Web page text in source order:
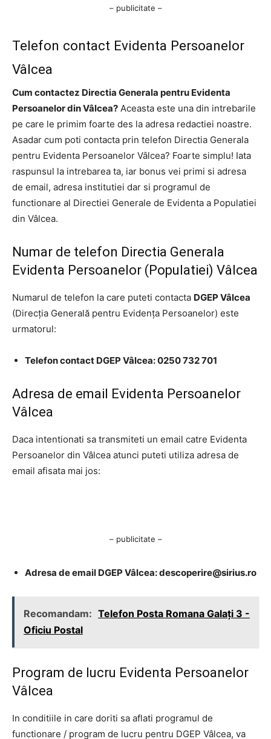
– publicitate –
Telefon contact Evidenta Persoanelor
Vâlcea
Cum contactez Directia Generala pentru Evidenta
Persoanelor din Vâlcea? Aceasta este una din intrebarile
pe care le primim foarte des la adresa redactiei noastre.
Asadar cum poti contacta prin telefon Directia Generala
pentru Evidenta Persoanelor Vâlcea? Foarte simplu! Iata
raspunsul la intrebarea ta, iar bonus vei primi si adresa
de email, adresa institutiei dar si programul de
functionare al Directiei Generale de Evidenta a Populatiei
din Vâlcea.
Numar de telefon Directia Generala
Evidenta Persoanelor (Populatiei) Vâlcea
Numarul de telefon la care puteti contacta DGEP Vâlcea
(Direcţia Generală pentru Evidenţa Persoanelor) este
urmatorul:
Telefon contact DGEP Vâlcea: 0250 732 701
Adresa de email Evidenta Persoanelor
Vâlcea
Daca intentionati sa transmiteti un email catre Evidenta
Persoanelor din Vâlcea atunci puteti utiliza adresa de
email afisata mai jos:
– publicitate –
Adresa de email DGEP Vâlcea:descoperire@sirius.ro
Recomandam: Telefon Posta Romana Galaţi 3 -
Oficiu Postal
Program de lucru Evidenta Persoanelor
Vâlcea
In conditiile in care doriti sa aflati programul de
functionare / program de lucru pentru DGEP Vâlcea, va